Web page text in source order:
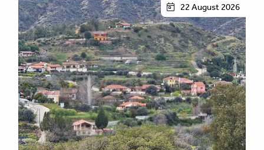
22 August 2026